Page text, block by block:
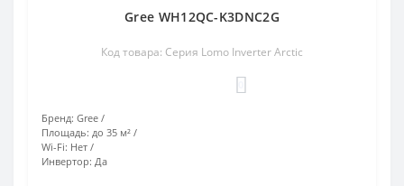
Gree WH12QC-K3DNC2G
Код товара: Серия Lomo Inverter Arctic
Бренд: Gree
Площадь: до 35 м²
Wi-Fi: Нет
Инвертор: Да